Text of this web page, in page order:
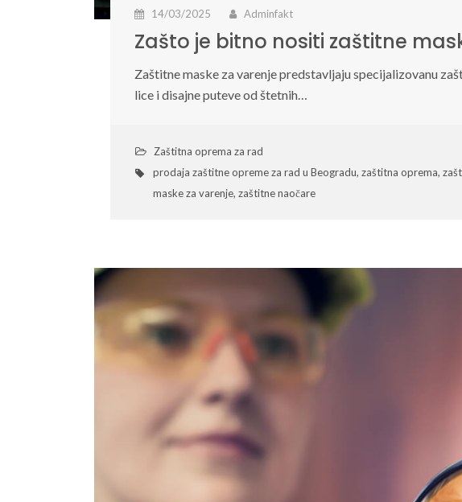
14/03/2025 Adminfakt
Zašto je bitno nositi zaštitne
Zaštitne maske za varenje predstavljaju specijalizovanu
lice i disajne puteve od štetnih…
Zaštitna oprema za rad
prodaja zaštitne opreme za rad u Beogradu,zaštitna oprema,
maske za varenje,zaštitne naočare